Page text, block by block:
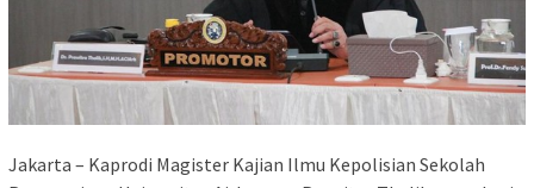
Jakarta – Kaprodi Magister Kajian Ilmu Kepolisian Sekolah